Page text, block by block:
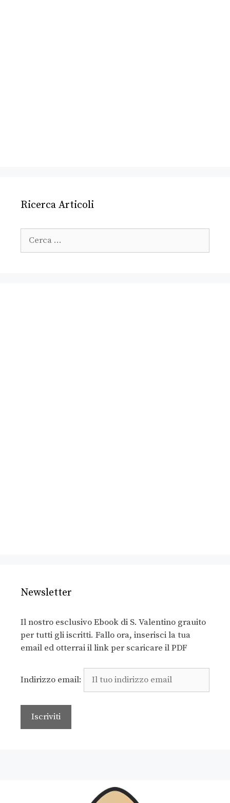
Ricerca Articoli
Newsletter
Il nostro esclusivo Ebook di S. Valentino grauito
per tutti gli iscritti. Fallo ora, inserisci la tua
email ed otterrai il link per scaricare il PDF
Indirizzo email: